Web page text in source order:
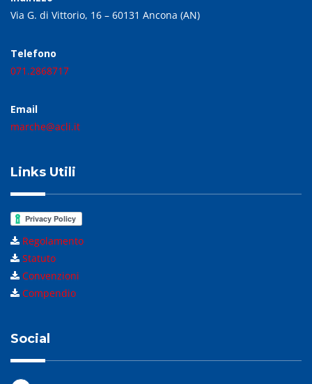
Via G. di Vittorio, 16 – 60131 Ancona (AN)
Telefono
071.2868717
Email
marche@acli.it
Links Utili
Regolamento
Statuto
Convenzioni
Compendio
Social